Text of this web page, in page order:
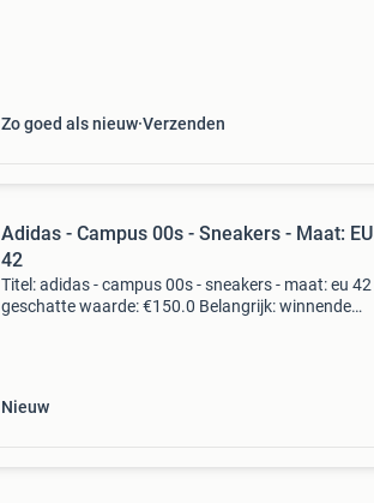
Zo goed als nieuw Verzenden
Adidas - Campus 00s - Sneakers - Maat: EU
42
Titel: adidas - campus 00s - sneakers - maat: eu 42
geschatte waarde: €150.0 Belangrijk: winnende
Nieuw